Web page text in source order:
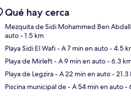
Qué hay cerca
Mezquita de Sidi Mohammed Ben
auto- 1.5 km
Playa Sidi El Wafi- A 7 min en auto- 4.5
Playa de Mirleft- A 9 min en auto- 6.3
Playa de Legzira- A 22 min en auto- 21.3
Piscina municipal de- A 54 min en auto-